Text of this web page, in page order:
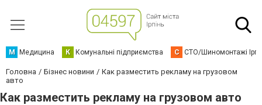
М Медицина К Комунальні підприємства С СТО/Шиномонтажі
Головна Бізнес новини
Как разместить рекламу на грузовом
авто
Как разместить рекламу на грузовом авто